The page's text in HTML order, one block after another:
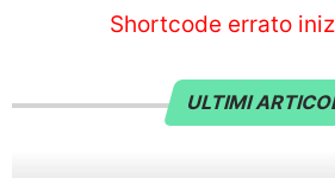
Shortcode errato
ULTIMI